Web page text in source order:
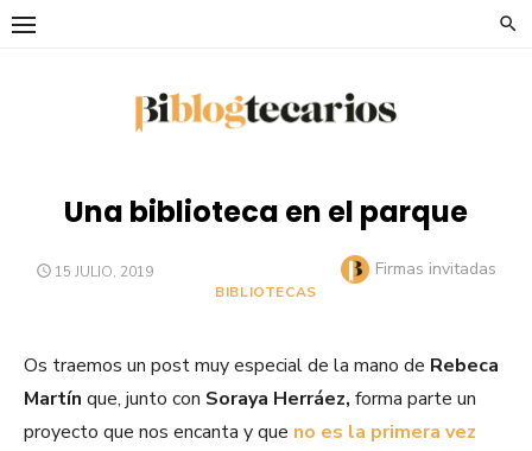
Saltar
Una biblioteca en el parque
PUBLICADO
15 JULIO, 2019 Autor
Firmas invitadas
BIBLIOTECAS
Os traemos un post muy especial de la mano de Rebeca
Martín que, junto con Soraya Herráez, forma parte un
proyecto que nos encanta y que no es la primera vez